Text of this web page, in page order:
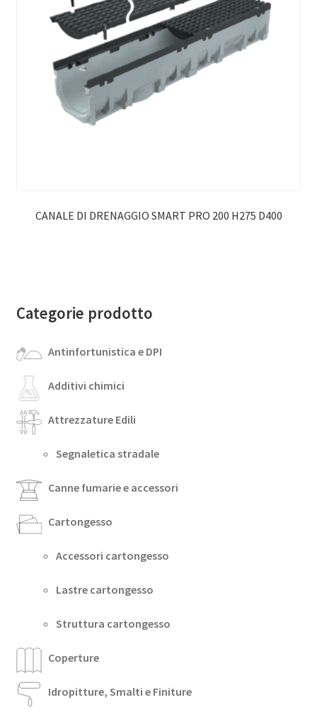
CANALE DI DRENAGGIO SMART PRO 200 H275 D400
Categorie prodotto
Antinfortunistica e DPI
Additivi chimici
Attrezzature Edili
Segnaletica stradale
Canne fumarie e accessori
Cartongesso
Accessori cartongesso
Lastre cartongesso
Struttura cartongesso
Coperture
Idropitture, Smalti e Finiture